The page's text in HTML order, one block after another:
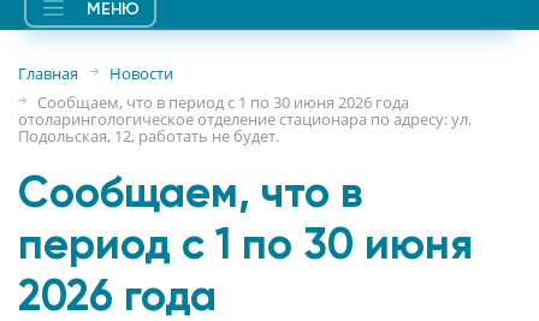
МЕНЮ
Главная
Новости
Сообщаем, что в период с 1 по 30 июня 2026 года
отоларингологическое отделение стационара по адресу: ул.
Подольская, 12, работать не будет.
Сообщаем, что в
период с 1 по 30 июня
2026 года